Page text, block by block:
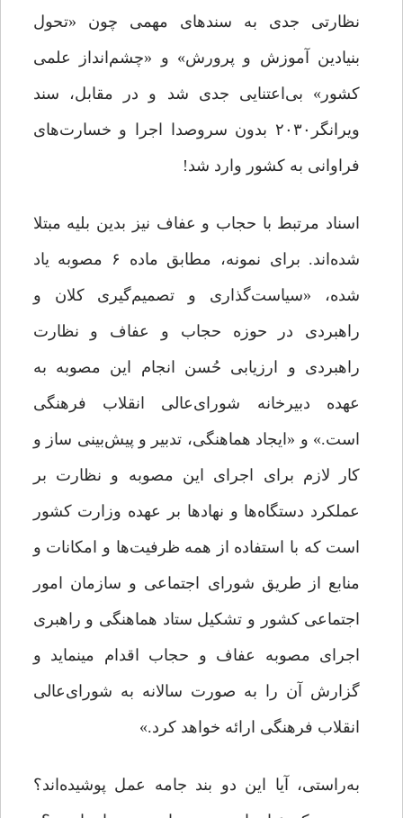
نظارتی جدی به سندهای مهمی چون «تحول
بنیادین آموزش و پرورش» و «چشم‌انداز علمی
کشور» بی‌اعتنایی جدی شد و در مقابل، سند
ویرانگر۲۰۳۰ بدون سروصدا اجرا و خسارت‌های
فراوانی به کشور وارد شد!
اسناد مرتبط با حجاب و عفاف نیز بدین بلیه مبتلا
شده‌اند. برای نمونه، مطابق ماده ۶ مصوبه یاد
شده، «سیاست‌گذاری و تصمیم‌گیری کلان و
راهبردی در حوزه حجاب و عفاف و نظارت
راهبردی و ارزیابی حُسن انجام این مصوبه به
عهده دبیرخانه شورای‌عالی انقلاب فرهنگی
است.» و «ایجاد هماهنگی، تدبیر و پیش‌بینی ساز و
کار لازم برای اجرای این مصوبه و نظارت بر
عملکرد دستگاه‌ها و نهادها بر عهده وزارت کشور
است که با استفاده از همه ظرفیت‌ها و امکانات و
منابع از طریق شورای اجتماعی و سازمان امور
اجتماعی کشور و تشکیل ستاد هماهنگی و راهبری
اجرای مصوبه عفاف و حجاب اقدام می­نماید و
گزارش آن را به ‌صورت سالانه به شورای‌عالی
انقلاب فرهنگی ارائه خواهد کرد.»
به‌راستی، آیا این دو بند جامه عمل پوشیده‌اند؟